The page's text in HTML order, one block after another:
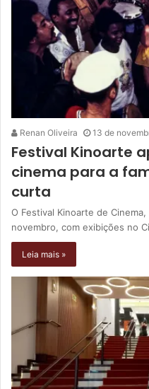
Renan Oliveira 13 de
Festival Kinoarte
cinema para a
curta
O Festival Kinoarte de
novembro, com exibições no
Leia mais »